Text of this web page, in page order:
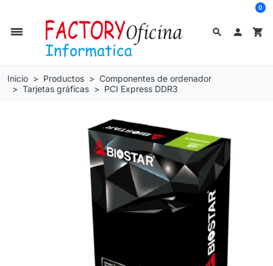
search
dehaze  shopping_cart
0
Inicio Productos
Componentes de ordenador
Tarjetas gráficas
PCI Express DDR3